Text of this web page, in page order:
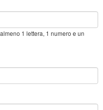
1 lettera, 1 numero e un